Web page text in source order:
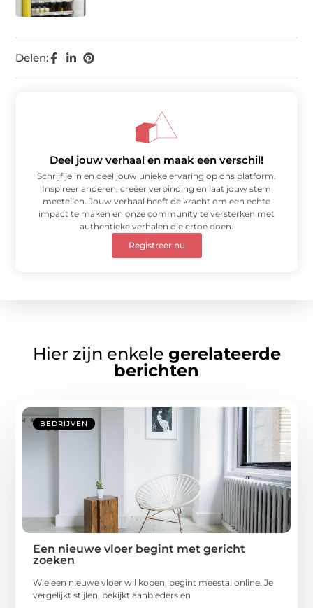
Delen:
Deel jouw verhaal en maak een verschil!
Schrijf je in en deel jouw unieke ervaring op ons platform.
Inspireer anderen, creëer verbinding en laat jouw stem
meetellen. Jouw verhaal heeft de kracht om een echte
impact te maken en onze community te versterken met
authentieke verhalen die ertoe doen.
Registreer nu
Hier zijn enkele gerelateerde
berichten
BEDRIJVEN
Een nieuwe vloer begint met gericht
zoeken
Wie een nieuwe vloer wil kopen, begint meestal online. Je
vergelijkt stijlen, bekijkt aanbieders en